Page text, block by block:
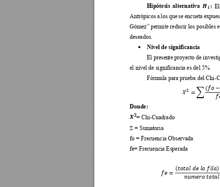
Hipótesis alternativa  :
Antrópicos a los que se encueta
Gómez” permite reducir los posibles
deseados.
•
Nivel de significancia
El presente proyecto de
el nivel de significancia es del 5%.
Fórmula para prueba del Chi-
 󰇛
Donde:
= Chi-Cuadrado
 = Sumatoria
fo = Frecuencia Observada
fe= Frecuencia Esperada
 󰇛󰇜
